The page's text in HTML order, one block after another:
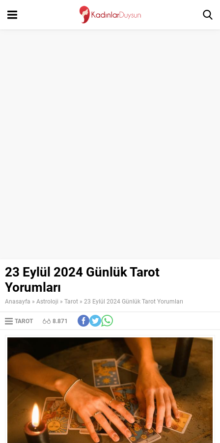
23 Eylül 2024 Günlük Tarot
Yorumları
Anasayfa » Astroloji » Tarot » 23 Eylül 2024 Günlük Tarot Yorumları
TAROT 8.871